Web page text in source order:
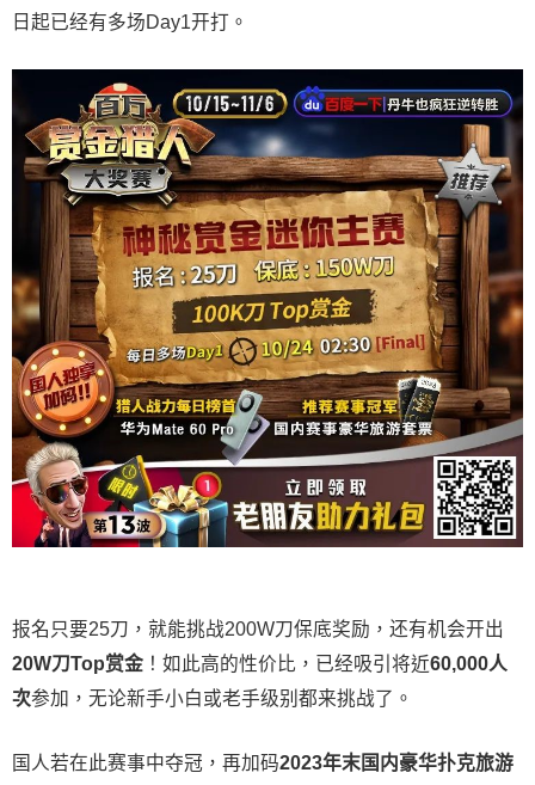
日起已经有多场Day1开打。
报名只要25刀，就能挑战200W刀保底奖励，还有机会开出
20W刀Top赏金 ！如此高的性价比，已经吸引将近60,000人
次参加，无论新手小白或老手级别都来挑战了。
国人若在此赛事中夺冠，再加码2023年末国内豪华扑克旅游